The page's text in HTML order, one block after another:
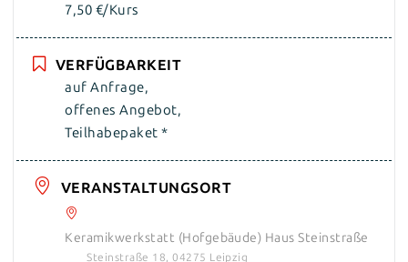
7,50 €/Kurs
VERFÜGBARKEIT
auf Anfrage,
offenes Angebot,
Teilhabepaket *
VERANSTALTUNGSORT
Keramikwerkstatt (Hofgebäude) Haus Steinstraße
Steinstraße 18, 04275 Leipzig